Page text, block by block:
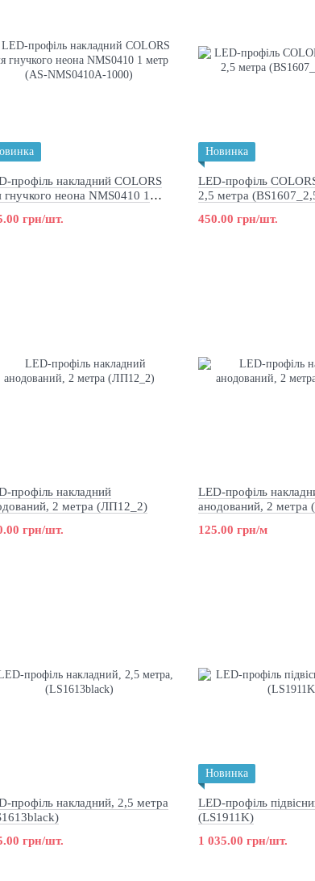
профіль накладний COLORS
гнучкого неона NMS0410 1
грн/шт.
Новинка
LED-профіль
2,5 метра
450.00 грн/шт.
профіль накладний
2 метра (ЛП12_2)
грн/шт.
LED-профіль
анодований, 2 метра
125.00 грн/м
профіль накладний, 2,5 метра
грн/шт.
Новинка
LED-профіль
(LS1911K)
1 035.00 грн/шт.